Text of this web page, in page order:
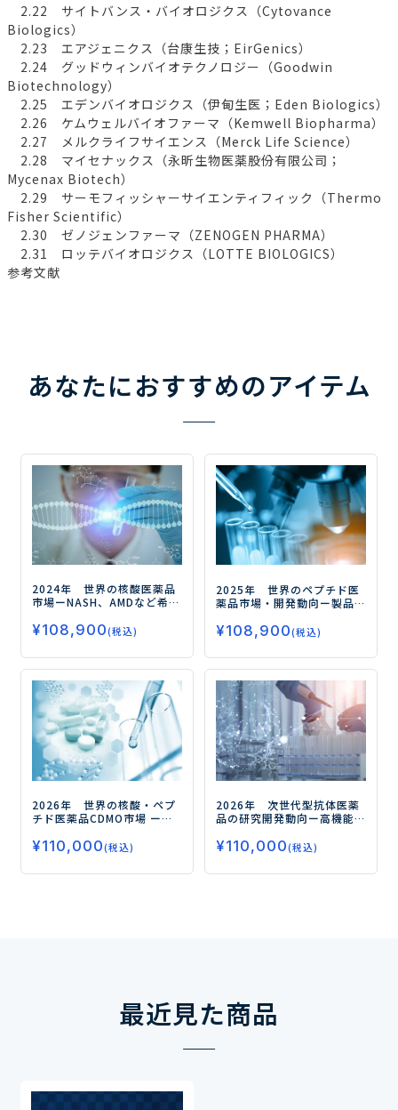
2.22 サイトバンス・バイオロジクス（Cytovance
Biologics）
2.23 エアジェニクス（台康生技；EirGenics）
2.24 グッドウィンバイオテクノロジー（Goodwin
Biotechnology）
2.25 エデンバイオロジクス（伊甸生医；Eden Biologics）
2.26 ケムウェルバイオファーマ（Kemwell Biopharma）
2.27 メルクライフサイエンス（Merck Life Science）
2.28 マイセナックス（永昕生物医薬股份有限公司；
Mycenax Biotech）
2.29 サーモフィッシャーサイエンティフィック（Thermo
Fisher Scientific）
2.30 ゼノジェンファーマ（ZENOGEN PHARMA）
2.31 ロッテバイオロジクス（LOTTE BIOLOGICS）
参考文献
あなたにおすすめのアイテム
2024年 世界の核酸医薬品
市場ーNASH、AMDなど希少
中ー
¥108,900(税込)
2025年 世界のペプチド医
薬品市場・開発動向ー製品
薬による事業基盤の強化ー
¥108,900(税込)
2026年 世界の核酸・ペプ
チド医薬品CDMO市場 ー一
ペプチドCDMO市場が成長ー
¥110,000(税込)
2026年 次世代型抗体医薬
品の研究開発動向ー高機能
sAb/BsAbの技術展開と市場
戦略を分析ー
¥110,000(税込)
最近見た商品